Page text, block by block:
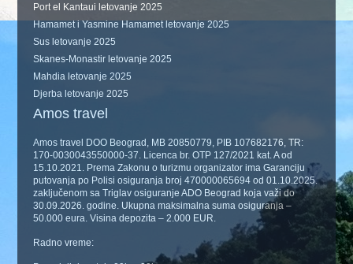
Port el Kantaui letovanje 2025
Hamamet i Yasmine Hamamet letovanje 2025
Sus letovanje 2025
Skanes-Monastir letovanje 2025
Mahdia letovanje 2025
Djerba letovanje 2025
Amos travel
Amos travel DOO Beograd, MB 20850779, PIB 107682176, TR:
170-0030043550000-37. Licenca br. OTP 127/2021 kat. A od
15.10.2021. Prema Zakonu o turizmu organizator ima Garanciju
putovanja po Polisi osiguranja broj 470000065694 od 01.10.2025.
zaključenom sa Triglav osiguranje ADO Beograd koja važi do
30.09.2026. godine. Ukupna maksimalna suma osiguranja –
50.000 eura. Visina depozita – 2.000 EUR.
Radno vreme: